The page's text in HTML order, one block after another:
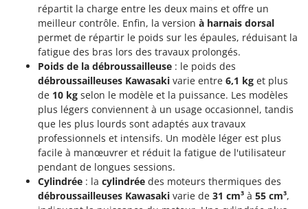
répartit la charge entre les deux mains et offre un
meilleur contrôle. Enfin, la version à harnais dorsal
permet de répartir le poids sur les épaules, réduisant la
fatigue des bras lors des travaux prolongés.
Poids de la débroussailleuse : le poids des
débroussailleuses Kawasaki varie entre 6,1 kg et plus
de 10 kg selon le modèle et la puissance. Les modèles
plus légers conviennent à un usage occasionnel, tandis
que les plus lourds sont adaptés aux travaux
professionnels et intensifs. Un modèle léger est plus
facile à manœuvrer et réduit la fatigue de l'utilisateur
pendant de longues sessions.
Cylindrée : la cylindrée des moteurs thermiques des
débroussailleuses Kawasaki varie de 31 cm³ à 55 cm³,